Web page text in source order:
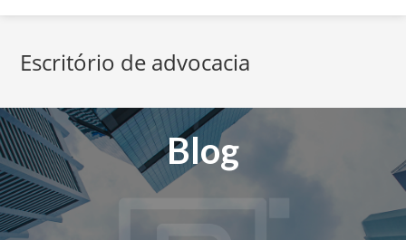
Escritório de advocacia
Blog